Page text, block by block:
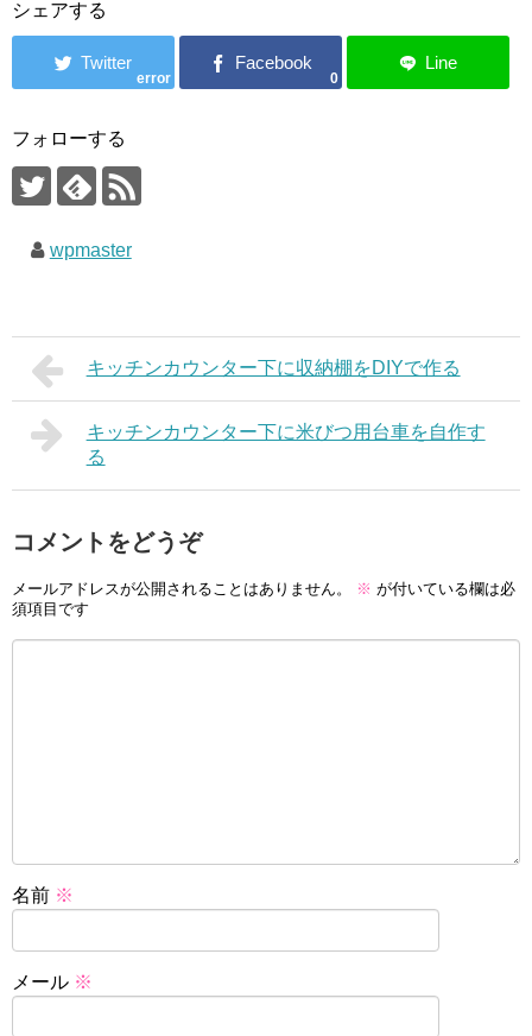
シェアする
error 0
フォローする
wpmaster
キッチンカウンター下に収納棚をDIYで作る
キッチンカウンター下に米びつ用台車を自作す
る
コメントをどうぞ
メールアドレスが公開されることはありません。 ※ が付いている欄は必
須項目です
名前 ※
メール ※